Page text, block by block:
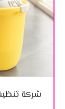
شركة تنظيف